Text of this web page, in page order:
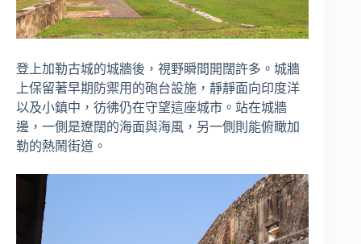
登上加勒古城的城牆後，視野瞬間開闊許多。城牆
上保留著早期防禦用的砲台設施，靜靜面向印度洋
以及小鎮中，彷彿仍在守望這座城市。站在城牆
邊，一側是遼闊的海面與海風，另一側則能俯瞰加
勒的熱鬧街道。